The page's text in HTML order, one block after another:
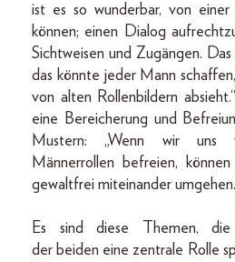
ist es so wunderbar, von
können; einen Dialog
Sichtweisen und Zugängen.
das könnte jeder Mann
von alten Rollenbildern
eine Bereicherung und
Mustern: „Wenn wir uns
Männerrollen befreien,
gewaltfrei miteinander
Es sind diese Themen,
der beiden eine zentrale Rolle